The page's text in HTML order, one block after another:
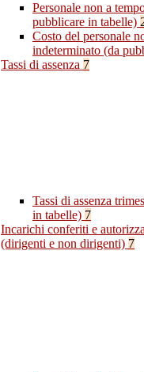
Personale non a
pubblicare in tabelle)
Costo del personale
indeterminato (da
Tassi di assenza 7
Tassi di assenza
in tabelle) 7
Incarichi conferiti e
(dirigenti e non dirigenti) 7